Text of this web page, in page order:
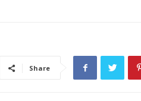
Share